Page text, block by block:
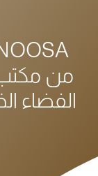
من
الفضاء